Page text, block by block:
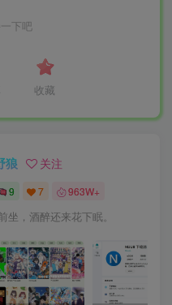
下吧
收藏
狼 关注
9 7 963W+
坐，酒醉还来花下眠。